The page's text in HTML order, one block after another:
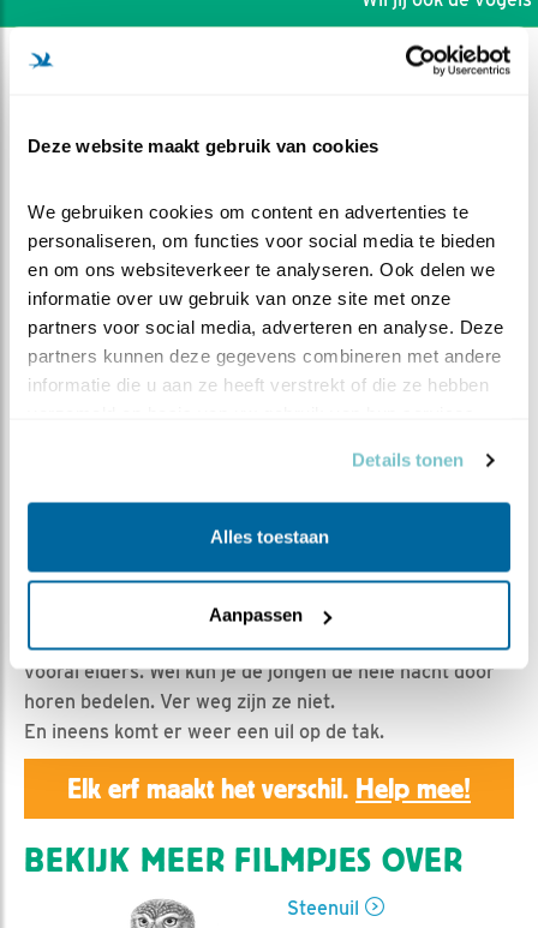
Deze website maakt gebruik van cookies
We gebruiken cookies om content en advertenties te
personaliseren, om functies voor social media te bieden
en om ons websiteverkeer te analyseren. Ook delen we
informatie over uw gebruik van onze site met onze
partners voor social media, adverteren en analyse. Deze
partners kunnen deze gegevens combineren met andere
informatie die u aan ze heeft verstrekt of die ze hebben
Details tonen
Alles toestaan
Aanpassen
Jong en vreemd
Geert | Geplaatst op 1 juli 2023, 13:34 |
Bewaar dit filmpje|
349x
In de nacht komt er nog maar zelden een steenuil in
beeld, de laatste dagen. Het jagen en eten gebeurt
vooral elders. Wel kun je de jongen de hele nacht door
horen bedelen. Ver weg zijn ze niet.
En ineens komt er weer een uil op de tak.
Elk erf maakt het verschil. Help mee!
BEKIJK MEER FILMPJES OVER
Steenuil